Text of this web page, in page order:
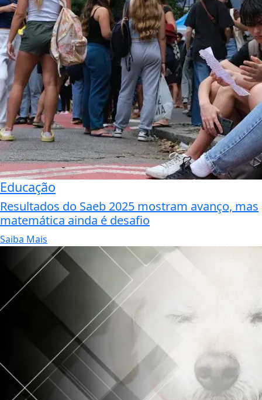
Educação
Resultados do Saeb 2025 mostram avanço, mas
matemática ainda é desafio
Saiba Mais